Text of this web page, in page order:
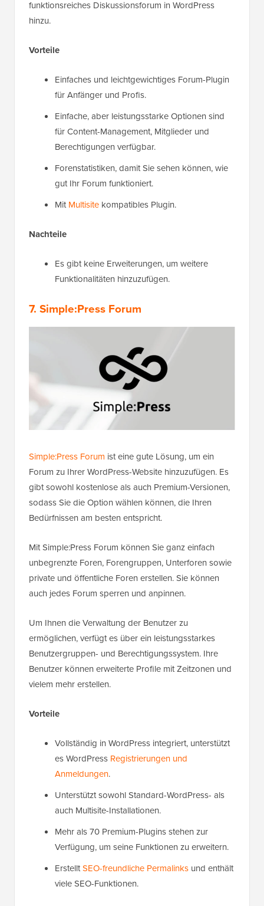
funktionsreiches Diskussionsforum in WordPress
hinzu.
Vorteile
Einfaches und leichtgewichtiges Forum-Plugin
für Anfänger und Profis.
Einfache, aber leistungsstarke Optionen sind
für Content-Management, Mitglieder und
Berechtigungen verfügbar.
Forenstatistiken, damit Sie sehen können, wie
gut Ihr Forum funktioniert.
MitMultisite kompatibles Plugin.
Nachteile
Es gibt keine Erweiterungen, um weitere
Funktionalitäten hinzuzufügen.
7. Simple:Press Forum
Simple:Press Forum ist eine gute Lösung, um ein
Forum zu Ihrer WordPress-Website hinzuzufügen. Es
gibt sowohl kostenlose als auch Premium-Versionen,
sodass Sie die Option wählen können, die Ihren
Bedürfnissen am besten entspricht.
Mit Simple:Press Forum können Sie ganz einfach
unbegrenzte Foren, Forengruppen, Unterforen sowie
private und öffentliche Foren erstellen. Sie können
auch jedes Forum sperren und anpinnen.
Um Ihnen die Verwaltung der Benutzer zu
ermöglichen, verfügt es über ein leistungsstarkes
Benutzergruppen- und Berechtigungssystem. Ihre
Benutzer können erweiterte Profile mit Zeitzonen und
vielem mehr erstellen.
Vorteile
Vollständig in WordPress integriert, unterstützt
es WordPress Registrierungen und
Anmeldungen.
Unterstützt sowohl Standard-WordPress- als
auch Multisite-Installationen.
Mehr als 70 Premium-Plugins stehen zur
Verfügung, um seine Funktionen zu erweitern.
ErstelltSEO-freundliche Permalinks und enthält
viele SEO-Funktionen.